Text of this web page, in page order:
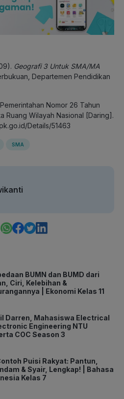
Geografi 3 Untuk SMA/MA
Departemen Pendidikan
Nomor 26 Tahun
Ruang Wilayah Nasional [Daring].
Details/51463
SMA
BUMN dan BUMD dari
Ciri, Kelebihan &
| Ekonomi Kelas 11
Darren, Mahasiswa Electrical
Engineering NTU
COC Season 3
Puisi Rakyat: Pantun,
& Syair, Lengkap! | Bahasa
Kelas 7